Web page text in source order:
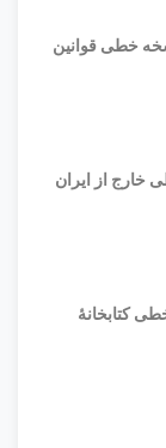
خطی قوانین
از ایران
کتابخانۀ